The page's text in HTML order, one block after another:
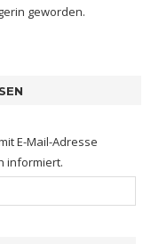
geworden.
E-Mail-Adresse
informiert.